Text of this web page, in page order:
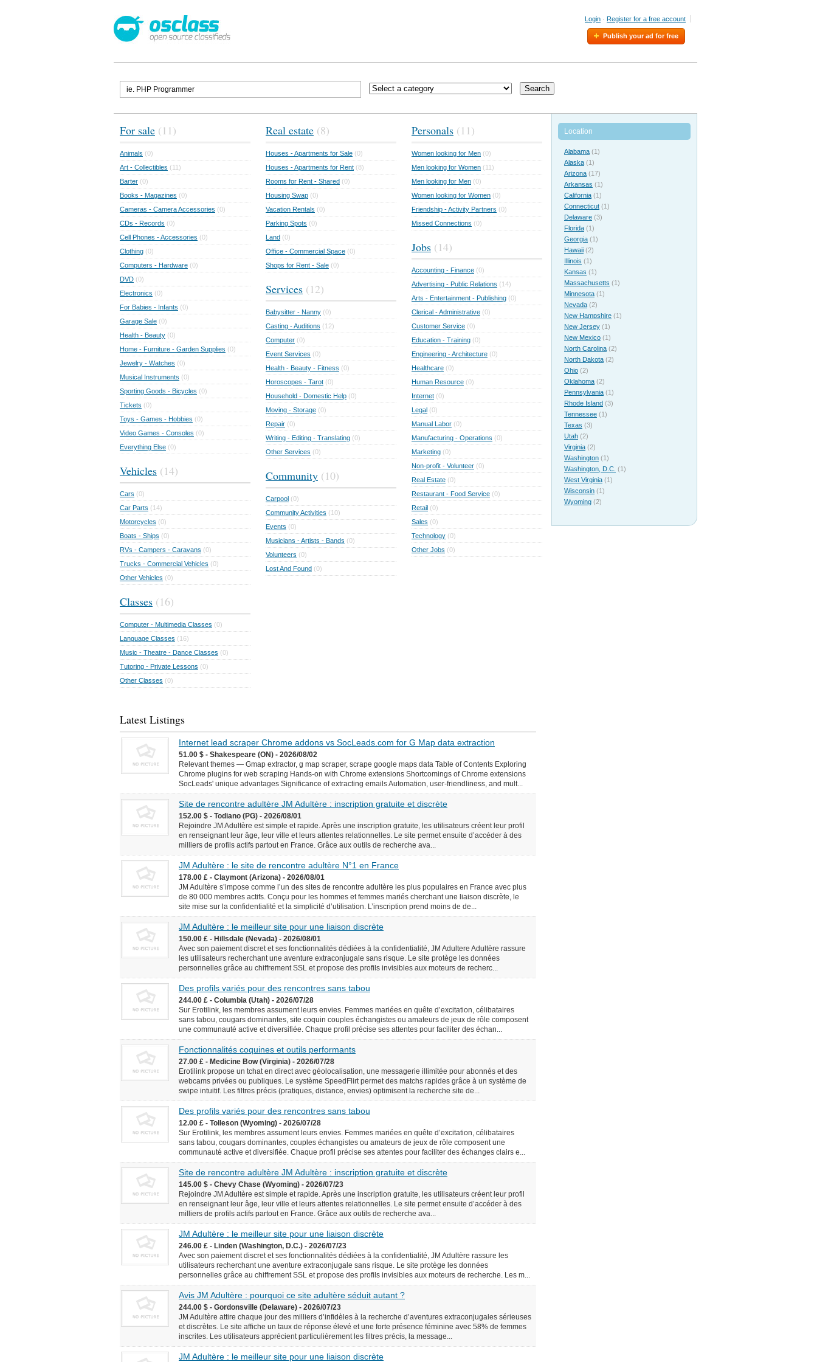
Login · Register for a free account
Publish your ad for free
Search
For sale (11)
Animals (0)
Art - Collectibles (11)
Barter (0)
Books - Magazines (0)
Cameras - Camera Accessories (0)
CDs - Records (0)
Cell Phones - Accessories (0)
Clothing (0)
Computers - Hardware (0)
DVD (0)
Electronics (0)
For Babies - Infants (0)
Garage Sale (0)
Health - Beauty (0)
Home - Furniture - Garden Supplies (0)
Jewelry - Watches (0)
Musical Instruments (0)
Sporting Goods - Bicycles (0)
Tickets (0)
Toys - Games - Hobbies (0)
Video Games - Consoles (0)
Everything Else (0)
Vehicles (14)
Cars (0)
Car Parts (14)
Motorcycles (0)
Boats - Ships (0)
RVs - Campers - Caravans (0)
Trucks - Commercial Vehicles (0)
Other Vehicles (0)
Classes (16)
Computer - Multimedia Classes (0)
Language Classes (16)
Music - Theatre - Dance Classes (0)
Tutoring - Private Lessons (0)
Other Classes (0)
Real estate (8)
Houses - Apartments for Sale (0)
Houses - Apartments for Rent (8)
Rooms for Rent - Shared (0)
Housing Swap (0)
Vacation Rentals (0)
Parking Spots (0)
Land (0)
Office - Commercial Space (0)
Shops for Rent - Sale (0)
Services (12)
Babysitter - Nanny (0)
Casting - Auditions (12)
Computer (0)
Event Services (0)
Health - Beauty - Fitness (0)
Horoscopes - Tarot (0)
Household - Domestic Help (0)
Moving - Storage (0)
Repair (0)
Writing - Editing - Translating (0)
Other Services (0)
Community (10)
Carpool (0)
Community Activities (10)
Events (0)
Musicians - Artists - Bands (0)
Volunteers (0)
Lost And Found (0)
Personals (11)
Women looking for Men (0)
Men looking for Women (11)
Men looking for Men (0)
Women looking for Women (0)
Friendship - Activity Partners (0)
Missed Connections (0)
Jobs (14)
Accounting - Finance (0)
Advertising - Public Relations (14)
Arts - Entertainment - Publishing (0)
Clerical - Administrative (0)
Customer Service (0)
Education - Training (0)
Engineering - Architecture (0)
Healthcare (0)
Human Resource (0)
Internet (0)
Legal (0)
Manual Labor (0)
Manufacturing - Operations (0)
Marketing (0)
Non-profit - Volunteer (0)
Real Estate (0)
Restaurant - Food Service (0)
Retail (0)
Sales (0)
Technology (0)
Other Jobs (0)
Latest Listings
Internet lead scraper Chrome addons vs SocLeads.com for G Map data extraction
51.00 $ - Shakespeare (ON) - 2026/08/02
Relevant themes — Gmap extractor, g map scraper, scrape google maps data Table of Contents Exploring
Chrome plugins for web scraping Hands-on with Chrome extensions Shortcomings of Chrome extensions
SocLeads' unique advantages Significance of extracting emails Automation, user-friendliness, and mult...
Site de rencontre adultère JM Adultère : inscription gratuite et discrète
152.00 $ - Todiano (PG) - 2026/08/01
Rejoindre JM Adultère est simple et rapide. Après une inscription gratuite, les utilisateurs créent leur profil
en renseignant leur âge, leur ville et leurs attentes relationnelles. Le site permet ensuite d’accéder à des
milliers de profils actifs partout en France. Grâce aux outils de recherche ava...
JM Adultère : le site de rencontre adultère N°1 en France
178.00 £ - Claymont (Arizona) - 2026/08/01
JM Adultère s’impose comme l’un des sites de rencontre adultère les plus populaires en France avec plus
de 80 000 membres actifs. Conçu pour les hommes et femmes mariés cherchant une liaison discrète, le
site mise sur la confidentialité et la simplicité d’utilisation. L’inscription prend moins de de...
JM Adultère : le meilleur site pour une liaison discrète
150.00 £ - Hillsdale (Nevada) - 2026/08/01
Avec son paiement discret et ses fonctionnalités dédiées à la confidentialité, JM Adultere Adultère rassure
les utilisateurs recherchant une aventure extraconjugale sans risque. Le site protège les données
personnelles grâce au chiffrement SSL et propose des profils invisibles aux moteurs de recherc...
Des profils variés pour des rencontres sans tabou
244.00 £ - Columbia (Utah) - 2026/07/28
Sur Erotilink, les membres assument leurs envies. Femmes mariées en quête d’excitation, célibataires
sans tabou, cougars dominantes, site coquin couples échangistes ou amateurs de jeux de rôle composent
une communauté active et diversifiée. Chaque profil précise ses attentes pour faciliter des échan...
Fonctionnalités coquines et outils performants
27.00 £ - Medicine Bow (Virginia) - 2026/07/28
Erotilink propose un tchat en direct avec géolocalisation, une messagerie illimitée pour abonnés et des
webcams privées ou publiques. Le système SpeedFlirt permet des matchs rapides grâce à un système de
swipe intuitif. Les filtres précis (pratiques, distance, envies) optimisent la recherche site de...
Des profils variés pour des rencontres sans tabou
12.00 £ - Tolleson (Wyoming) - 2026/07/28
Sur Erotilink, les membres assument leurs envies. Femmes mariées en quête d’excitation, célibataires
sans tabou, cougars dominantes, couples échangistes ou amateurs de jeux de rôle composent une
communauté active et diversifiée. Chaque profil précise ses attentes pour faciliter des échanges clairs e...
Site de rencontre adultère JM Adultère : inscription gratuite et discrète
145.00 $ - Chevy Chase (Wyoming) - 2026/07/23
Rejoindre JM Adultère est simple et rapide. Après une inscription gratuite, les utilisateurs créent leur profil
en renseignant leur âge, leur ville et leurs attentes relationnelles. Le site permet ensuite d’accéder à des
milliers de profils actifs partout en France. Grâce aux outils de recherche ava...
JM Adultère : le meilleur site pour une liaison discrète
246.00 £ - Linden (Washington, D.C.) - 2026/07/23
Avec son paiement discret et ses fonctionnalités dédiées à la confidentialité, JM Adultère rassure les
utilisateurs recherchant une aventure extraconjugale sans risque. Le site protège les données
personnelles grâce au chiffrement SSL et propose des profils invisibles aux moteurs de recherche. Les m...
Avis JM Adultère : pourquoi ce site adultère séduit autant ?
244.00 $ - Gordonsville (Delaware) - 2026/07/23
JM Adultère attire chaque jour des milliers d’infidèles à la recherche d’aventures extraconjugales sérieuses
et discrètes. Le site affiche un taux de réponse élevé et une forte présence féminine avec 58% de femmes
inscrites. Les utilisateurs apprécient particulièrement les filtres précis, la message...
JM Adultère : le meilleur site pour une liaison discrète
Location
Alabama (1)
Alaska (1)
Arizona (17)
Arkansas (1)
California (1)
Connecticut (1)
Delaware (3)
Florida (1)
Georgia (1)
Hawaii (2)
Illinois (1)
Kansas (1)
Massachusetts (1)
Minnesota (1)
Nevada (2)
New Hampshire (1)
New Jersey (1)
New Mexico (1)
North Carolina (2)
North Dakota (2)
Ohio (2)
Oklahoma (2)
Pennsylvania (1)
Rhode Island (3)
Tennessee (1)
Texas (3)
Utah (2)
Virginia (2)
Washington (1)
Washington, D.C. (1)
West Virginia (1)
Wisconsin (1)
Wyoming (2)